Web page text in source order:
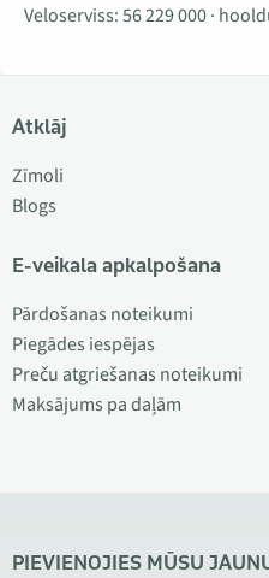
Veloserviss:56 229 000·
Atklāj
Zīmoli
Blogs
E-veikala apkalpošana
Pārdošanas noteikumi
Piegādes iespējas
Preču atgriešanas noteikumi
Maksājums pa daļām
PIEVIENOJIES MŪSU